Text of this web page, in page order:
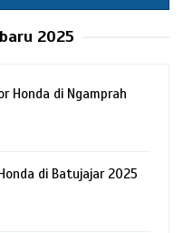
2025
Honda di Ngamprah
di Batujajar 2025